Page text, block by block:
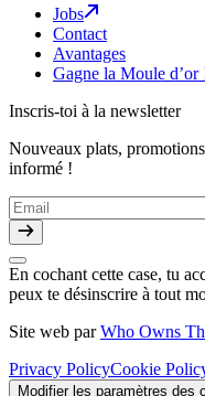
Jobs
Contact
Avantages
Gagne la Moule d’or
Inscris-toi à la newsletter
Nouveaux plats,
informé !
En cochant cette case, tu
peux te désinscrire à tout
Site web parWho Owns
Privacy PolicyCookie
Modifier les paramètres des